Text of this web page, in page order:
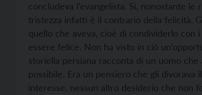
concludeva l’evangelista. Sì, nonostante
tristezza infatti è il contrario della felicità.
quello che aveva, cioè di condividerlo con
essere felice. Non ha visto in ciò
storiella persiana racconta di un uomo
possibile. Era un pensiero che gli
interesse, nessun altro desiderio che non